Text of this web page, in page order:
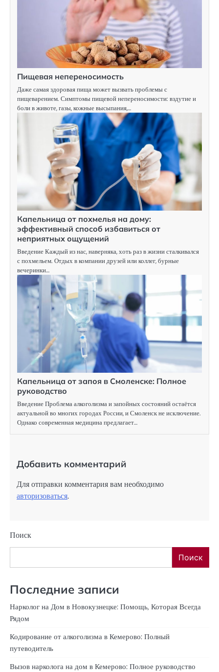
Пищевая непереносимость
Даже самая здоровая пища может вызвать проблемы с
пищеварением. Симптомы пищевой непереносимости: вздутие и
боли в животе, газы, кожные высыпания,…
Капельница от похмелья на дому:
эффективный способ избавиться от
неприятных ощущений
Введение Каждый из нас, наверняка, хоть раз в жизни сталкивался
с похмельем. Отдых в компании друзей или коллег, бурные
вечеринки…
Капельница от запоя в Смоленске: Полное
руководство
Введение Проблема алкоголизма и запойных состояний остаётся
актуальной во многих городах России, и Смоленск не исключение.
Однако современная медицина предлагает…
Добавить комментарий
Для отправки комментария вам необходимо
авторизоваться.
Поиск
Поиск
Последние записи
Нарколог на Дом в Новокузнецке: Помощь, Которая Всегда
Рядом
Кодирование от алкоголизма в Кемерово: Полный
путеводитель
Вызов нарколога на дом в Кемерово: Полное руководство